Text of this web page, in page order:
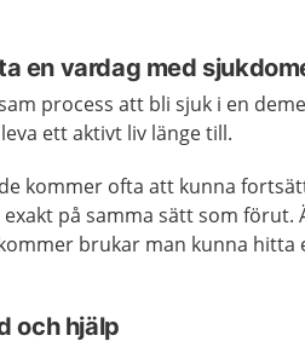
en vardag med
process att bli sjuk i en
ett aktivt liv länge till.
kommer ofta att kunna
på samma sätt som förut.
brukar man kunna hitta
och hjälp